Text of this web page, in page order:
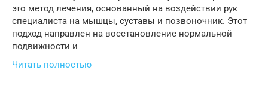
это метод лечения, основанный на воздействии рук
специалиста на мышцы, суставы и позвоночник. Этот
подход направлен на восстановление нормальной
подвижности и
Читать полностью